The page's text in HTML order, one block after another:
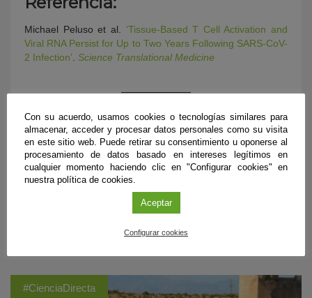
Michael Peluso et al. ‘Tissue-Based T Cell Activation and
Viral RNA Persist for Up to Two Years Following SARS-CoV-
2 Infection’ Science Translational Medicine
ÚLTIMAS PUBLICACIONES
#CienciaDirecta
Con su acuerdo, usamos cookies o tecnologías similares para
almacenar, acceder y procesar datos personales como su visita
en este sitio web. Puede retirar su consentimiento u oponerse al
procesamiento de datos basado en intereses legítimos en
cualquier momento haciendo clic en "Configurar cookies" en
nuestra política de cookies.
Aceptar
Configurar cookies